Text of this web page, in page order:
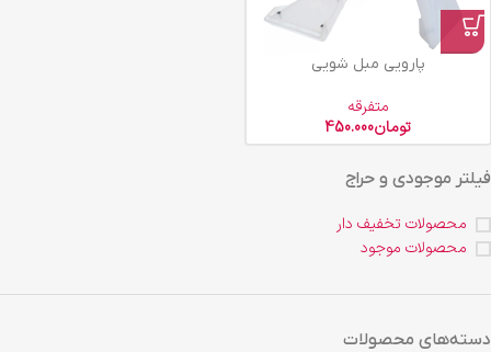
فیلتر موجودی و حراج
محصولات تخفیف دار
محصولات موجود
دسته‌های محصولات
پارویی مبل شویی
متفرقه
تومان450.000